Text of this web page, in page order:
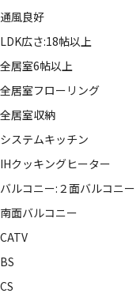
通風良好
LDK広さ:18帖以上
全居室6帖以上
全居室フローリング
全居室収納
システムキッチン
IHクッキングヒーター
バルコニー:２面バルコニー
南面バルコニー
CATV
BS
CS